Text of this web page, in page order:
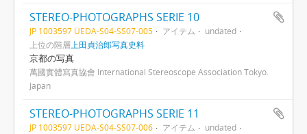
STEREO-PHOTOGRAPHS SERIE 10
JP 1003597 UEDA-S04-SS07-005 アイテム
undated
上位の階層 上田貞治郎写真史料
京都の写真
萬國實體寫真協會 International Stereoscope Association Tokyo.
Japan
STEREO-PHOTOGRAPHS SERIE 11
JP 1003597 UEDA-S04-SS07-006 アイテム
undated